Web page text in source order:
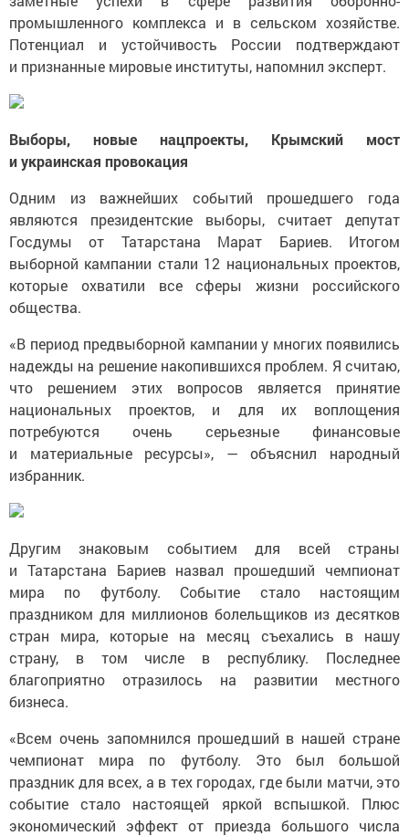
промышленного комплекса и в сельском хозяйстве.
Потенциал и устойчивость России подтверждают
и признанные мировые институты, напомнил эксперт.
Выборы, новые нацпроекты, Крымский мост
и украинская провокация
Одним из важнейших событий прошедшего года
являются президентские выборы, считает депутат
Госдумы от Татарстана Марат Бариев. Итогом
выборной кампании стали 12 национальных проектов,
которые охватили все сферы жизни российского
общества.
«В период предвыборной кампании у многих появились
надежды на решение накопившихся проблем. Я считаю,
что решением этих вопросов является принятие
национальных проектов, и для их воплощения
потребуются очень серьезные финансовые
и материальные ресурсы», — объяснил народный
избранник.
Другим знаковым событием для всей страны
и Татарстана Бариев назвал прошедший чемпионат
мира по футболу. Событие стало настоящим
праздником для миллионов болельщиков из десятков
стран мира, которые на месяц съехались в нашу
страну, в том числе в республику. Последнее
благоприятно отразилось на развитии местного
бизнеса.
«Всем очень запомнился прошедший в нашей стране
чемпионат мира по футболу. Это был большой
праздник для всех, а в тех городах, где были матчи, это
событие стало настоящей яркой вспышкой. Плюс
экономический эффект от приезда большого числа